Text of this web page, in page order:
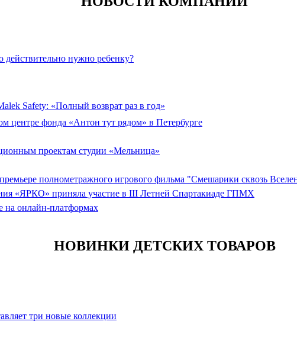
нужно ребенку?
Safety: «Полный возврат раз в год»
центре фонда «Антон тут рядом» в Петербурге
проектам студии «Мельница»
полнометражного игрового фильма "Смешарики сквозь
«ЯРКО» приняла участие в III Летней Спартакиаде ГПМХ
на онлайн-платформах
НОВИНКИ ДЕТСКИХ ТОВАРОВ
три новые коллекции